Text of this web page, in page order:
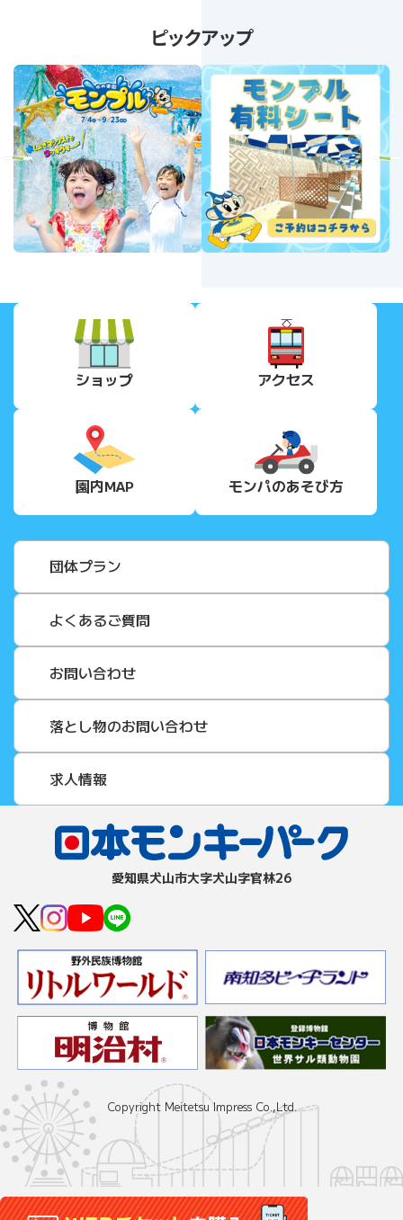
ピックアップ
Next
ショップ アクセス
園内MAP モンパのあそび方
団体プラン
よくあるご質問
お問い合わせ
落とし物のお問い合わせ
求人情報
愛知県⽝⼭市⼤字⽝⼭字官林26
Copyright Meitetsu Impress Co.,Ltd.